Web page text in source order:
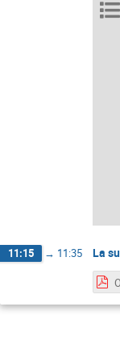
11:15 → 11:35 La